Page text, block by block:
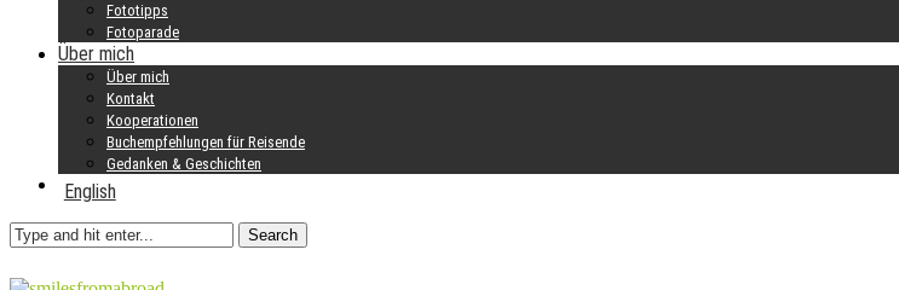
Fototipps
Fotoparade
Über mich
Über mich
Kontakt
Kooperationen
Buchempfehlungen für Reisende
Gedanken & Geschichten
English
Search